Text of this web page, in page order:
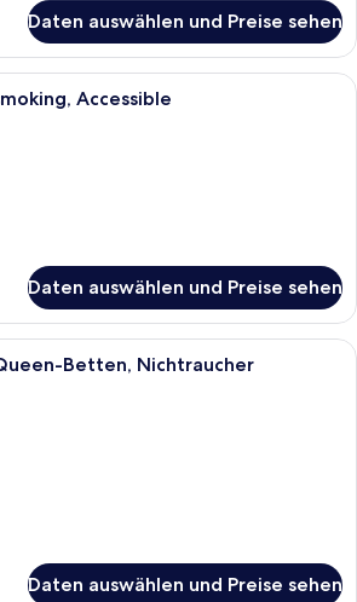
Daten auswählen und Preise sehen
Ein Hotelzimmer mit zwei Betten,
Accessible
Daten auswählen und Preise sehen
Ein Hotelzimmer mit zwei Betten,
Betten, Nichtraucher
Daten auswählen und Preise sehen